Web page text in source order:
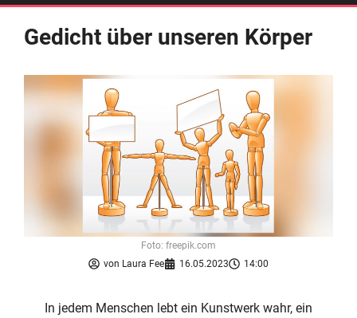
Gedicht über unseren Körper
von Laura Fee 16.05.2023 14:00
Foto: freepik.com
In jedem Menschen lebt ein Kunstwerk wahr, ein